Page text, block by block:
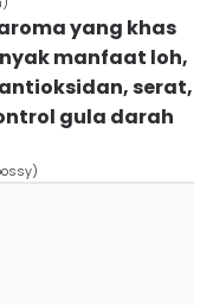
yang khas
manfaat loh,
serat,
gula darah